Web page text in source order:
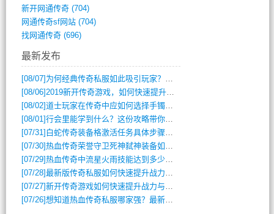
新开网通传奇(704)
网通传奇sf网站(704)
找网通传奇(696)
最新发布
[08/07] 为何经典传奇私服如此吸引玩家？深度攻略解析
[08/06]2019新开传奇游戏，如何快速提升角色等级？
[08/02]道士玩家在传奇中应如何选择手镯装备？
[08/01]行会里能学到什么？这份攻略带你全掌握
[07/31] 白蛇传奇装备格激活任务具体步骤是什么？如何完成？
[07/30]热血传奇荣誉守卫死神弑神装备如何获取与佩戴攻略？
[07/29]热血传奇中流星火雨技能达到多少级可以开始练装备？
[07/28]最新版传奇私服如何快速提升战力与获取稀有装备？
[07/27]新开传奇游戏如何快速提升战力与获取稀有装备？
[07/26]想知道热血传奇私服哪家强？最新排行榜攻略全解析